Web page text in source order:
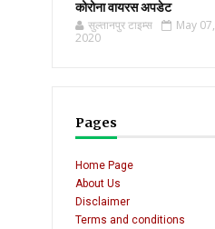
कोरोना वायरस अपडेट
सुल्तानपुर टाइम्स
May 07,
2020
Pages
Home Page
About Us
Disclaimer
Terms and conditions